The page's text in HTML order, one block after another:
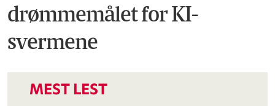
drømmemålet for KI-
svermene
MEST LEST